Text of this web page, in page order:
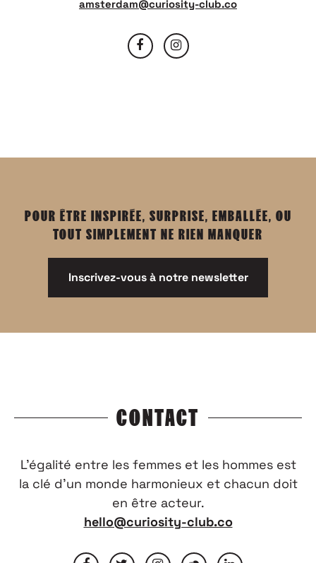
amsterdam@curiosity-club.co
POUR ÊTRE INSPIRÉE, SURPRISE, EMBALLÉE, OU
TOUT SIMPLEMENT NE RIEN MANQUER
Inscrivez-vous à notre newsletter
CONTACT
L’égalité entre les femmes et les hommes est
la clé d’un monde harmonieux et chacun doit
en être acteur.
hello@curiosity-club.co